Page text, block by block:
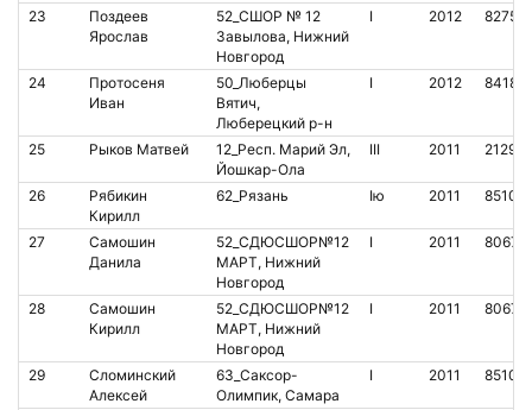
23
Поздеев
Ярослав
52_СШОР № 12
Завылова, Нижний
Новгород
I 2012
24
Протосеня
Иван
50_Люберцы
Вятич,
Люберецкий р-н
I 2012
25 Рыков Матвей
12_Респ. Марий Эл,
Йошкар-Ола
III 2011
26
Рябикин
Кирилл
62_Рязань Iю 2011
27
Самошин
Данила
52_СДЮСШОР№12
МАРТ, Нижний
Новгород
I 2011
28
Самошин
Кирилл
52_СДЮСШОР№12
МАРТ, Нижний
Новгород
I 2011
29
Сломинский
Алексей
63_Саксор-
Олимпик, Самара
I 2011